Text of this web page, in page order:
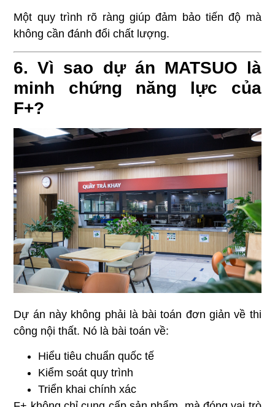
Một quy trình rõ ràng giúp đảm bảo tiến độ mà
không cần đánh đổi chất lượng.
6. Vì sao dự án MATSUO là
minh chứng năng lực của
F+?
Dự án này không phải là bài toán đơn giản về thi
công nội thất. Nó là bài toán về:
Hiểu tiêu chuẩn quốc tế
Kiểm soát quy trình
Triển khai chính xác